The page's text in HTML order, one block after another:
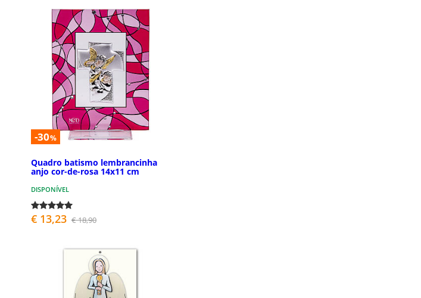
-30%
Quadro batismo lembrancinha
anjo cor-de-rosa 14x11 cm
DISPONÍVEL
€ 13,23 € 18,90